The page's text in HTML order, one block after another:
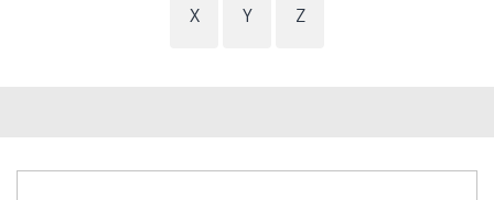
X Y Z